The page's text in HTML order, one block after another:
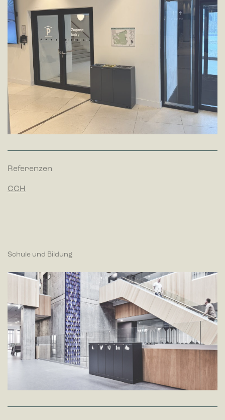
Referenzen
CCH
Schule und Bildung